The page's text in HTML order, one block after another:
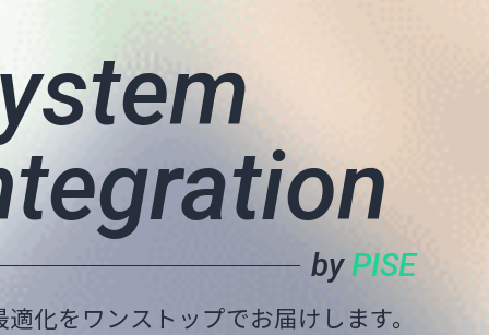
byPISE
適化をワンストップでお届けします。